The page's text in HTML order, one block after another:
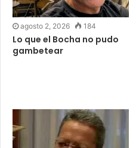
agosto 2, 2026 184
Lo que el Bocha no pudo
gambetear